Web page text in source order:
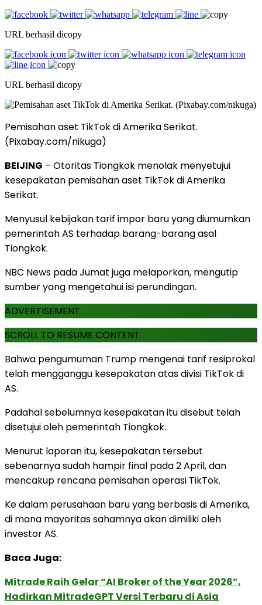
URL berhasil dicopy
URL berhasil dicopy
Pemisahan aset TikTok di Amerika Serikat.
(Pixabay.com/nikuga)
BEIJING – Otoritas Tiongkok menolak menyetujui
kesepakatan pemisahan aset TikTok di Amerika
Serikat.
Menyusul kebijakan tarif impor baru yang diumumkan
pemerintah AS terhadap barang-barang asal
Tiongkok.
NBC News pada Jumat juga melaporkan, mengutip
sumber yang mengetahui isi perundingan.
ADVERTISEMENT
SCROLL TO RESUME CONTENT
Bahwa pengumuman Trump mengenai tarif resiprokal
telah mengganggu kesepakatan atas divisi TikTok di
AS.
Padahal sebelumnya kesepakatan itu disebut telah
disetujui oleh pemerintah Tiongkok.
Menurut laporan itu, kesepakatan tersebut
sebenarnya sudah hampir final pada 2 April, dan
mencakup rencana pemisahan operasi TikTok.
Ke dalam perusahaan baru yang berbasis di Amerika,
di mana mayoritas sahamnya akan dimiliki oleh
investor AS.
Baca Juga:
Mitrade Raih Gelar “AI Broker of the Year 2026”,
Hadirkan MitradeGPT Versi Terbaru di Asia